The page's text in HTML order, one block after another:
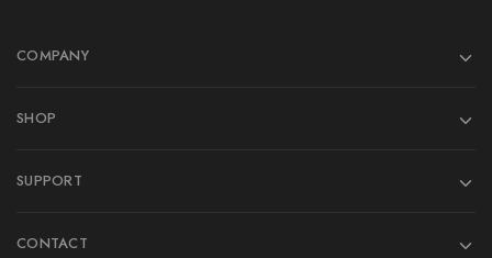
COMPANY
SHOP
SUPPORT
CONTACT